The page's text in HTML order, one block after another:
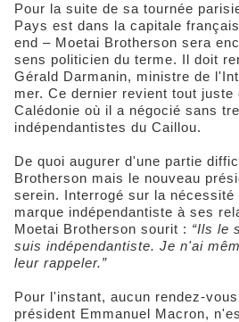
Pour la suite de sa tournée parisienne – le président du
Pays est dans la capitale
end – Moetai Brotherson sera
sens politicien du terme. Il doit
Gérald Darmanin, ministre de
mer. Ce dernier revient tout juste
Calédonie où il a négocié sans
indépendantistes du Caillou.
De quoi augurer d'une partie
Brotherson mais le nouveau
serein. Interrogé sur la nécessité
marque indépendantiste à ses
Moetai Brotherson sourit : “Ils le
suis indépendantiste. Je n'ai
leur rappeler.”
Pour l'instant, aucun rendez-
président Emmanuel Macron,